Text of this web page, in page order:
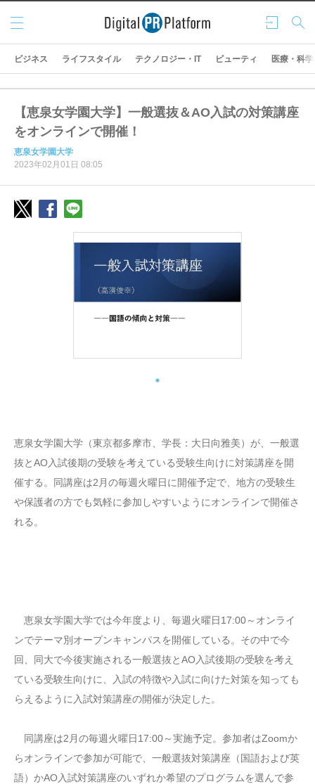
ログ
イン
検索
メニ
ュー
ビジネス ライフスタイル テクノロジー・IT ビューティ 医療・科学
【恵泉女学園大学】一般選抜＆AO入試の対策講座
をオンラインで開催！
恵泉女学園大学
2023年02月01日 08:05
恵泉女学園大学（東京都多摩市、学長：大日向雅美）が、一般選
抜とAO入試後期の受験を考えている受験生向けに対策講座を開
催する。同講座は2月の毎週火曜日に開催予定で、地方の受験生
や保護者の方でも気軽に参加しやすいようにオンラインで開催さ
れる。
恵泉女学園大学では今年度より、毎週火曜日17:00～オンライ
ンでテーマ別オープンキャンパスを開催している。その中で今
回、同大で今後実施される一般選抜とAO入試後期の受験を考え
ている受験生向けに、入試の特徴や入試に向けた対策を知っても
らえるように入試対策講座の開催が決定した。
同講座は2月の毎週火曜日17:00～実施予定。参加者はZoomか
らオンラインで参加が可能で、一般選抜対策講座（国語および英
語）かAO入試対策講座のいずれか希望のプログラムを選んで参